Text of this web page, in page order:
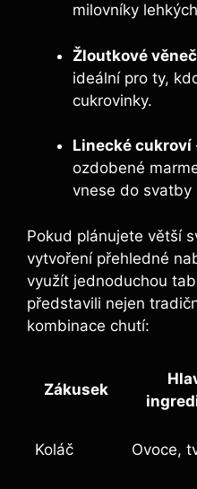
milovníky
Žloutkové
ideální pro ty,
cukrovinky.
Linecké cukroví
ozdobené
vnese do svatby
Pokud plánujete větší
vytvoření přehledné
využít jednoduchou
představili nejen
kombinace chutí:
Zákusek
Koláč Ovoce,